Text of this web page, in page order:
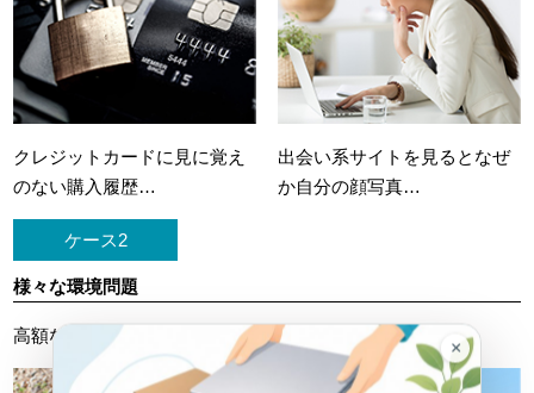
クレジットカードに 見に覚え
のない購入履歴…
出会い系サイトを見ると なぜ
か自分の顔写真…
ケース2
様々な環境問題
高額な処理料金を請求されたケースも…
×